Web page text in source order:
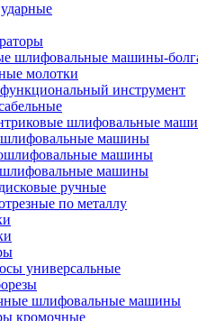
шлифовальные машины-
молотки
инструмент
шлифовальные
машины
машины
машины
ручные
по металлу
универсальные
шлифовальные машины
кромочные